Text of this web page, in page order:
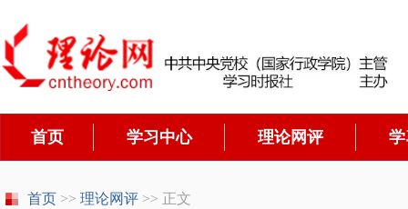
首页 学习中心 理论网评
首页 >> 理论网评 >> 正文